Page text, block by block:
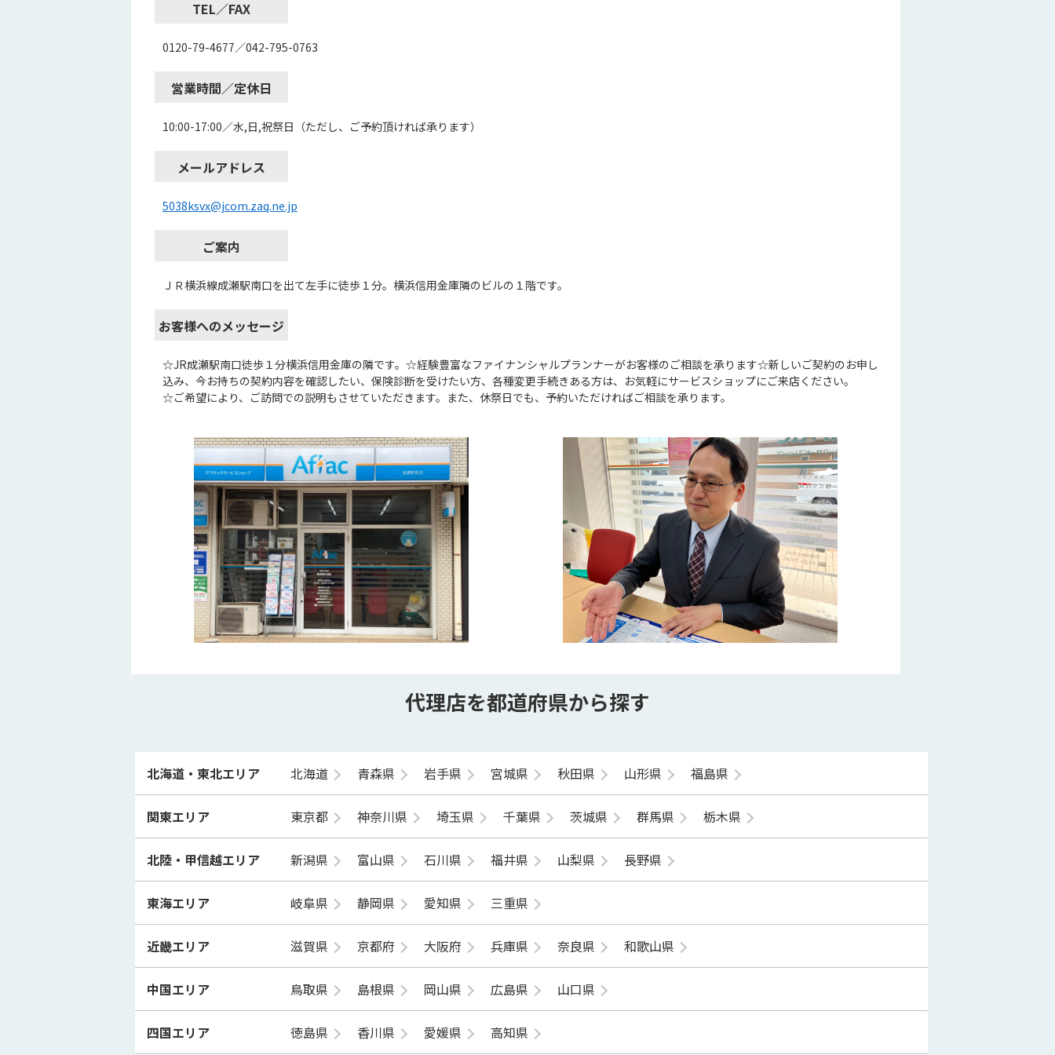
TEL／FAX
0120-79-4677／042-795-0763
営業時間／定休日
10:00-17:00／水,日,祝祭日（ただし、ご予約頂ければ承ります）
メールアドレス
5038ksvx@jcom.zaq.ne.jp
ご案内
ＪＲ横浜線成瀬駅南口を出て左手に徒歩１分。横浜信用金庫隣のビルの１階です。
お客様へのメッセージ
☆JR成瀬駅南口徒歩１分横浜信用金庫の隣です。☆経験豊富なファイナンシャルプランナーがお客様のご相談を承ります☆新しいご契約のお申し
込み、今お持ちの契約内容を確認したい、保険診断を受けたい方、各種変更手続きある方は、お気軽にサービスショップにご来店ください。
☆ご希望により、ご訪問での説明もさせていただきます。また、休祭日でも、予約いただければご相談を承ります。
代理店を都道府県から探す
北海道・東北エリア 北海道 青森県 岩手県 宮城県 秋田県 山形県 福島県
関東エリア 東京都 神奈川県 埼玉県 千葉県 茨城県 群馬県 栃木県
北陸・甲信越エリア 新潟県 富山県 石川県 福井県 山梨県 長野県
東海エリア 岐阜県 静岡県 愛知県 三重県
近畿エリア 滋賀県 京都府 大阪府 兵庫県 奈良県 和歌山県
中国エリア 鳥取県 島根県 岡山県 広島県 山口県
四国エリア 徳島県 香川県 愛媛県 高知県